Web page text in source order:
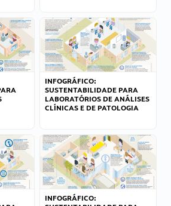
INFOGRÁFICO:
SUSTENTABILIDADE PARA
LABORATÓRIOS DE ANÁLISES
CLÍNICAS E DE PATOLOGIA
INFOGRÁFICO: